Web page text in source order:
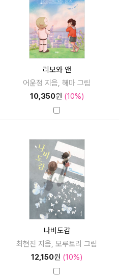
리보와 앤
어윤정 지음, 해마 그림
10,350원 (10%)
나비도감
최현진 지음, 모루토리 그림
12,150원 (10%)